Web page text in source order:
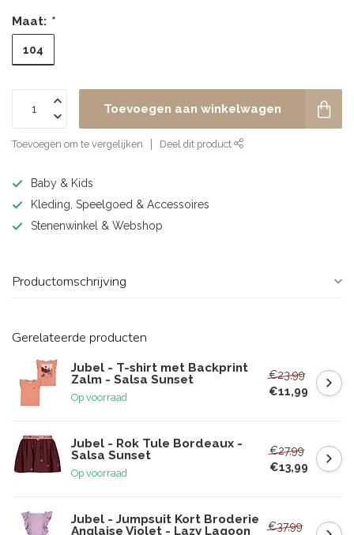
Maat: *
104
Toevoegen aan winkelwagen
Toevoegen om te vergelijken Deel dit product
Baby & Kids
Kleding, Speelgoed & Accessoires
Stenenwinkel & Webshop
Productomschrijving
Gerelateerde producten
Jubel - T-shirt met Backprint
Zalm - Salsa Sunset
Op voorraad
€23,99
€11,99
Jubel - Rok Tule Bordeaux -
Salsa Sunset
Op voorraad
€27,99
€13,99
Jubel - Jumpsuit Kort Broderie
Anglaise Violet - Lazy Lagoon
€37,99